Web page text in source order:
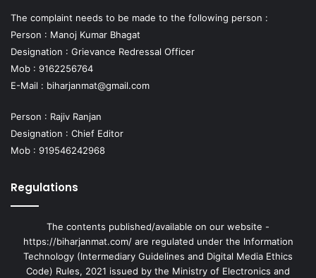
The complaint needs to be made to the following person :
Person : Manoj Kumar Bhagat
Designation : Grievance Redressal Officer
Mob : 9162256764
E-Mail : biharjanmat@gmail.com
Person : Rajiv Ranjan
Designation : Chief Editor
Mob : 919546242968
Regulations
The contents published/available on our website -
https://biharjanmat.com/ are regulated under the Information
Technology (Intermediary Guidelines and Digital Media Ethics
Code) Rules, 2021 issued by the Ministry of Electronics and